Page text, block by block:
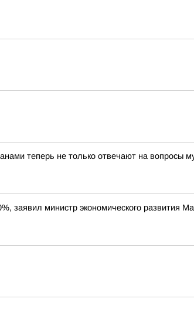
теперь не только отвечают на вопросы
заявил министр экономического развития